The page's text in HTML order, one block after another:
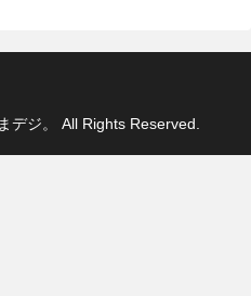
ジ。 All Rights Reserved.